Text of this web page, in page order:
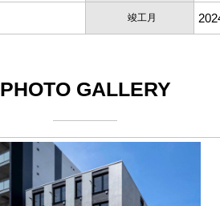
竣工月
PHOTO GALLERY